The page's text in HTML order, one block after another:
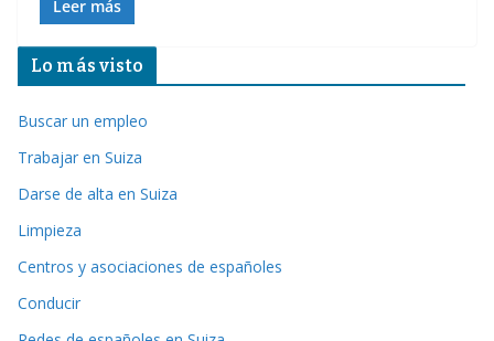
Leer más
Lo más visto
Buscar un empleo
Trabajar en Suiza
Darse de alta en Suiza
Limpieza
Centros y asociaciones de españoles
Conducir